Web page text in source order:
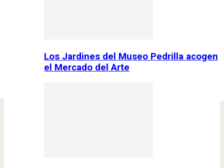
Los Jardines del Museo Pedrilla acogen
el Mercado del Arte